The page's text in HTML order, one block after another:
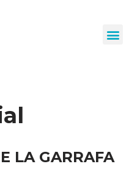
LA GARRAFA